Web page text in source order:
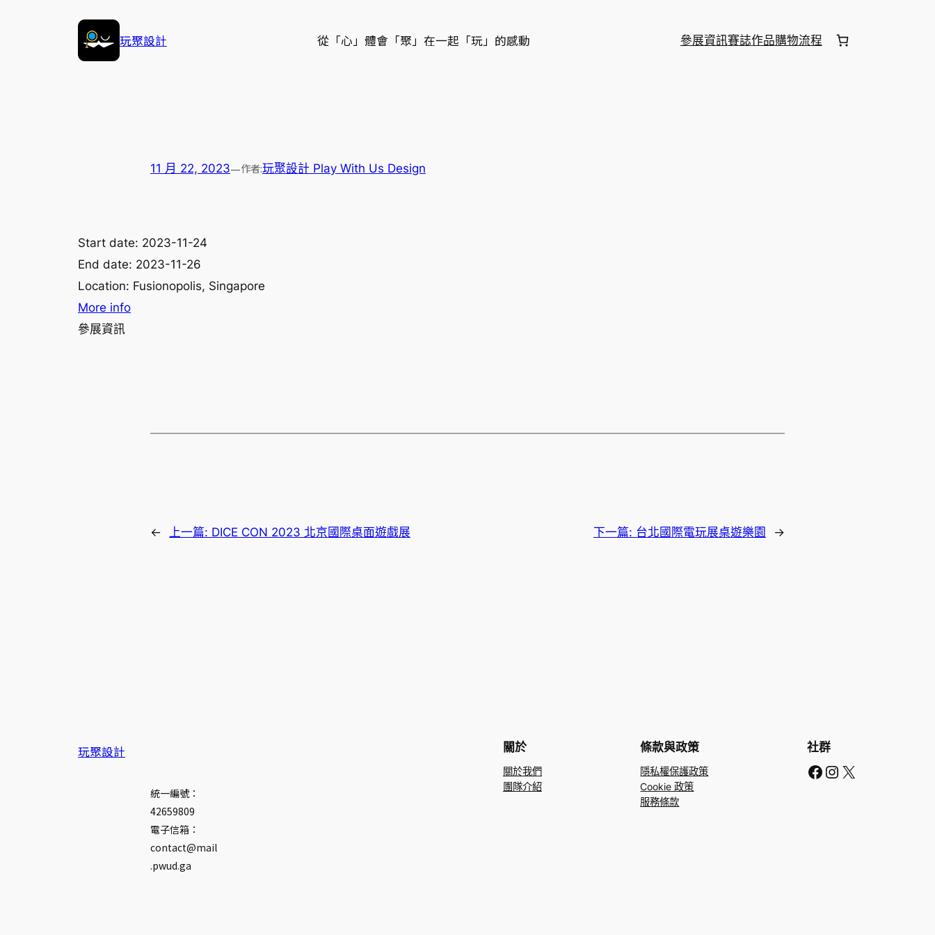
玩聚設計 從「心」體會「聚」在一起「玩」的感動 參展資訊賽誌作品購物流程
11 月 22, 2023—作者:玩聚設計 Play With Us Design
Start date: 2023-11-24
End date: 2023-11-26
Location: Fusionopolis, Singapore
More info
參展資訊
← 上一篇: DICE CON 2023 北京國際桌面遊戲展 下一篇: 台北國際電玩展桌遊樂園 →
玩聚設計
統一編號：
42659809
電子信箱：
contact@mail
.pwud.ga
關於
關於我們
團隊介紹
條款與政策
隱私權保護政策
Cookie 政策
服務條款
社群
Facebook Instagram X